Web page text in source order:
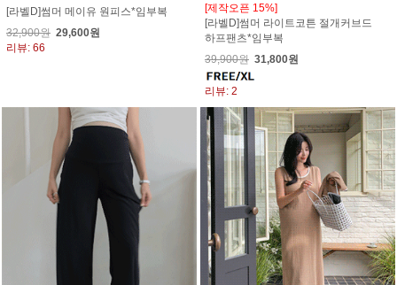
[라벨D]썸머 메이유 원피스*임부복
32,900원 29,600원
리뷰: 66
[제작오픈 15%]
[라벨D]썸머 라이트코튼 절개커브드
하프팬츠*임부복
39,900원 31,800원
리뷰: 2